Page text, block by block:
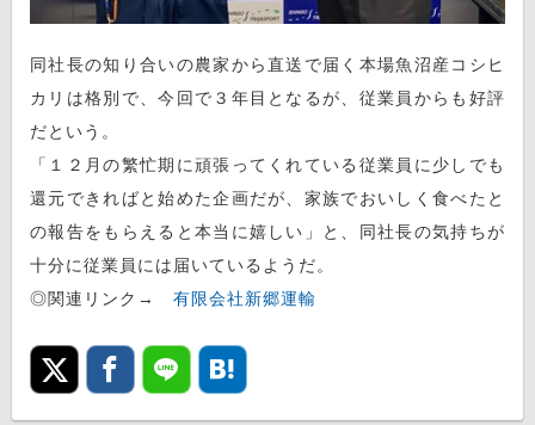
同社長の知り合いの農家から直送で届く本場魚沼産コシヒ
カリは格別で、今回で３年目となるが、従業員からも好評
だという。
「１２月の繁忙期に頑張ってくれている従業員に少しでも
還元できればと始めた企画だが、家族でおいしく食べたと
の報告をもらえると本当に嬉しい」と、同社長の気持ちが
十分に従業員には届いているようだ。
◎関連リンク→ 有限会社新郷運輸